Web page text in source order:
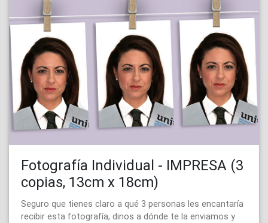
Fotografía Individual - IMPRESA (3
copias, 13cm x 18cm)
Seguro que tienes claro a qué 3 personas les encantaría
recibir esta fotografía, dinos a dónde te la enviamos y